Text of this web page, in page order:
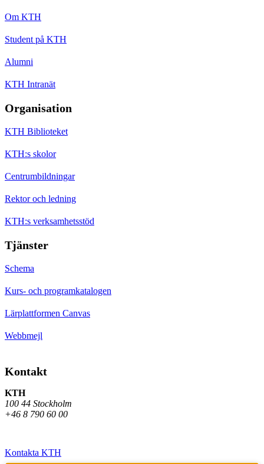
Om KTH
Student på KTH
Alumni
KTH Intranät
Organisation
KTH Biblioteket
KTH:s skolor
Centrumbildningar
Rektor och ledning
KTH:s verksamhetsstöd
Tjänster
Schema
Kurs- och programkatalogen
Lärplattformen Canvas
Webbmejl
Kontakt
KTH
100 44 Stockholm
+46 8 790 60 00
Kontakta KTH